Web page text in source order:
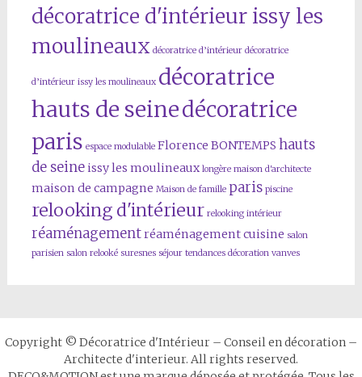
décoratrice d'intérieur issy les
moulineaux décoratrice d’intérieur décoratrice
d’intérieur issy les moulineaux décoratrice
hauts de seinedécoratrice
paris espace modulable Florence BONTEMPS hauts
de seine issy les moulineaux longère maison d'architecte
maison de campagne Maison de famille paris piscine
relooking d'intérieur relooking intérieur
réaménagementréaménagement cuisine salon
parisien salon relooké suresnes séjour tendances décoration vanves
Copyright © Décoratrice d'Intérieur – Conseil en décoration –
Architecte d'interieur. All rights reserved.